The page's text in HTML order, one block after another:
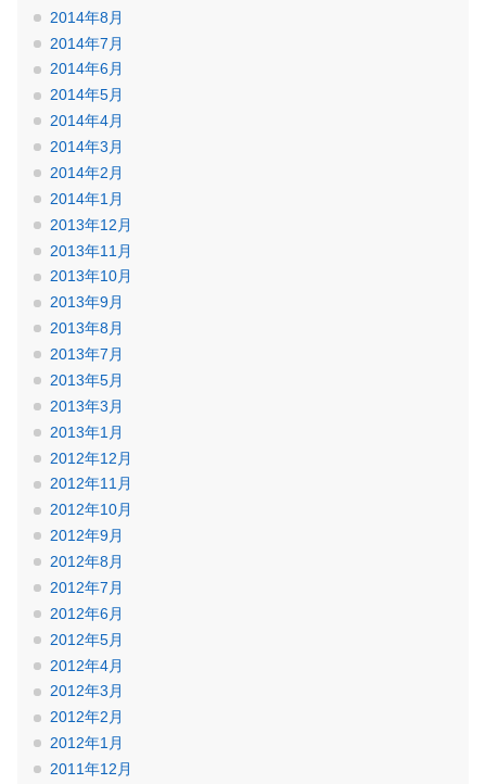
2014年8月
2014年7月
2014年6月
2014年5月
2014年4月
2014年3月
2014年2月
2014年1月
2013年12月
2013年11月
2013年10月
2013年9月
2013年8月
2013年7月
2013年5月
2013年3月
2013年1月
2012年12月
2012年11月
2012年10月
2012年9月
2012年8月
2012年7月
2012年6月
2012年5月
2012年4月
2012年3月
2012年2月
2012年1月
2011年12月